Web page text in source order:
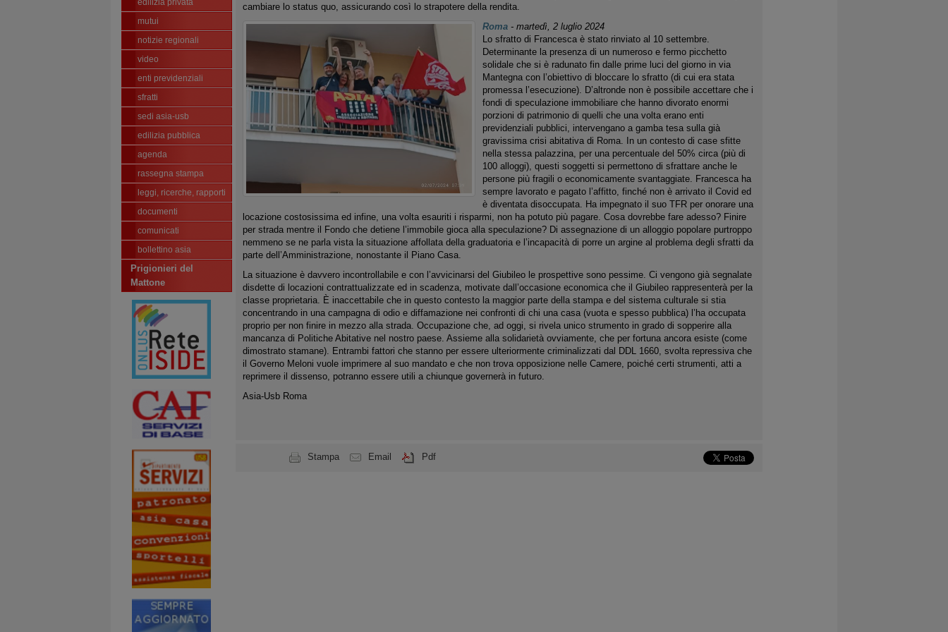
edilizia privata
mutui
notizie regionali
video
enti previdenziali
sfratti
sedi asia-usb
edilizia pubblica
agenda
rassegna stampa
leggi, ricerche, rapporti
documenti
comunicati
bollettino asia
Prigionieri del
Mattone
cambiare lo status quo, assicurando così lo strapotere della rendita.
Roma- martedì, 2 luglio 2024
Lo sfratto di Francesca è stato rinviato al 10 settembre.
Determinante la presenza di un numeroso e fermo picchetto
solidale che si è radunato fin dalle prime luci del giorno in via
Mantegna con l’obiettivo di bloccare lo sfratto (di cui era stata
promessa l’esecuzione). D’altronde non è possibile accettare che i
fondi di speculazione immobiliare che hanno divorato enormi
porzioni di patrimonio di quelli che una volta erano enti
previdenziali pubblici, intervengano a gamba tesa sulla già
gravissima crisi abitativa di Roma. In un contesto di case sfitte
nella stessa palazzina, per una percentuale del 50% circa (più di
100 alloggi), questi soggetti si permettono di sfrattare anche le
persone più fragili o economicamente svantaggiate. Francesca ha
sempre lavorato e pagato l’affitto, finché non è arrivato il Covid ed
è diventata disoccupata. Ha impegnato il suo TFR per onorare una
locazione costosissima ed infine, una volta esauriti i risparmi, non ha potuto più pagare. Cosa dovrebbe fare adesso? Finire
per strada mentre il Fondo che detiene l’immobile gioca alla speculazione? Di assegnazione di un alloggio popolare purtroppo
nemmeno se ne parla vista la situazione affollata della graduatoria e l’incapacità di porre un argine al problema degli sfratti da
parte dell’Amministrazione, nonostante il Piano Casa.
La situazione è davvero incontrollabile e con l’avvicinarsi del Giubileo le prospettive sono pessime. Ci vengono già segnalate
disdette di locazioni contrattualizzate ed in scadenza, motivate dall’occasione economica che il Giubileo rappresenterà per la
classe proprietaria. È inaccettabile che in questo contesto la maggior parte della stampa e del sistema culturale si stia
concentrando in una campagna di odio e diffamazione nei confronti di chi una casa (vuota e spesso pubblica) l’ha occupata
proprio per non finire in mezzo alla strada. Occupazione che, ad oggi, si rivela unico strumento in grado di sopperire alla
mancanza di Politiche Abitative nel nostro paese. Assieme alla solidarietà ovviamente, che per fortuna ancora esiste (come
dimostrato stamane). Entrambi fattori che stanno per essere ulteriormente criminalizzati dal DDL 1660, svolta repressiva che
il Governo Meloni vuole imprimere al suo mandato e che non trova opposizione nelle Camere, poiché certi strumenti, atti a
reprimere il dissenso, potranno essere utili a chiunque governerà in futuro.
Asia-Usb Roma
Stampa Email Pdf